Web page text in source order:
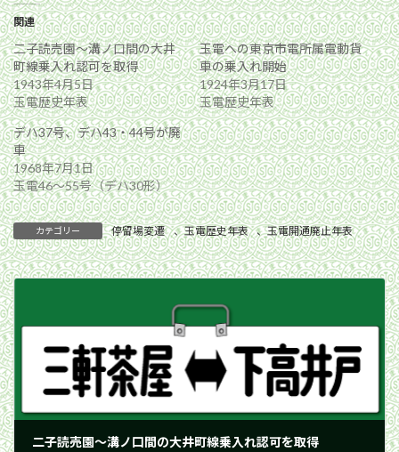
関連
二子読売園〜溝ノ口間の大井
町線乗入れ認可を取得
1943年4月5日
玉電歴史年表
玉電への東京市電所属電動貨
車の乗入れ開始
1924年3月17日
玉電歴史年表
デハ37号、デハ43・44号が廃
車
1968年7月1日
玉電46〜55号（デハ30形）
カテゴリー 停留場変遷 、玉電歴史年表 、玉電開通廃止年表
二子読売園〜溝ノ口間の大井町線乗入れ認可を取得